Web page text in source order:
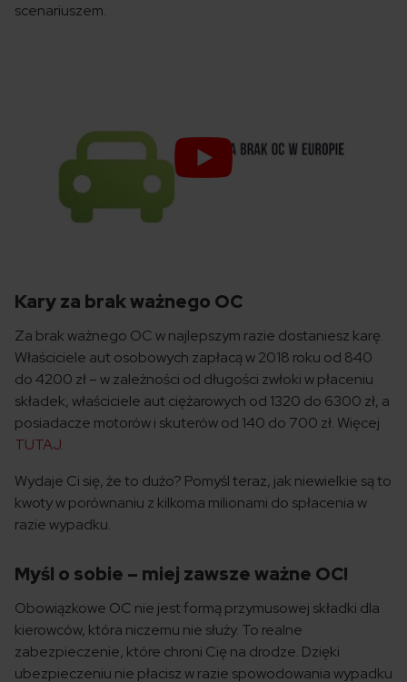
scenariuszem.
Kary za brak ważnego OC
Za brak ważnego OC w najlepszym razie dostaniesz karę.
Właściciele aut osobowych zapłacą w 2018 roku od 840
do 4200 zł – w zależności od długości zwłoki w płaceniu
składek, właściciele aut ciężarowych od 1320 do 6300 zł, a
posiadacze motorów i skuterów od 140 do 700 zł. Więcej
TUTAJ.
Wydaje Ci się, że to dużo? Pomyśl teraz, jak niewielkie są to
kwoty w porównaniu z kilkoma milionami do spłacenia w
razie wypadku.
Myśl o sobie – miej zawsze ważne OC!
Obowiązkowe OC nie jest formą przymusowej składki dla
kierowców, która niczemu nie służy. To realne
zabezpieczenie, które chroni Cię na drodze. Dzięki
ubezpieczeniu nie płacisz w razie spowodowania wypadku